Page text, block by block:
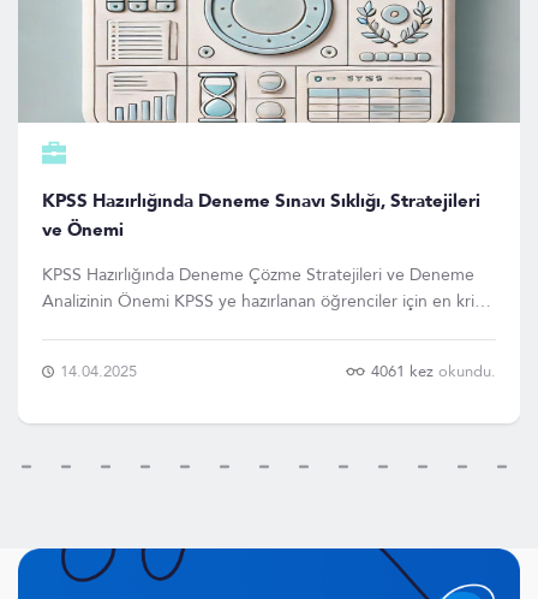
KPSS Hazırlığında Deneme Sınavı Sıklığı, Stratejileri
ve Önemi
KPSS Hazırlığında Deneme Çözme Stratejileri ve Deneme
Analizinin Önemi KPSS ye hazırlanan öğrenciler için en kritik
bilgilerini gerçek sinav atmosferinde ö
14.04.2025 4061 kez okundu.